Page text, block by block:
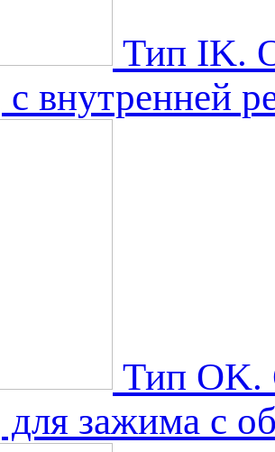
Тип IK.
с внутренней
Тип OK.
для зажима с